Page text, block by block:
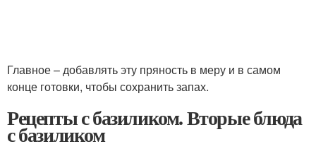
Главное – добавлять эту пряность в меру и в самом
конце готовки, чтобы сохранить запах.
Рецепты с базиликом. Вторые блюда
с базиликом